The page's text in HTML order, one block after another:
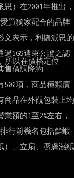
）在2001年推出，
買獨家配合的品牌
文表示，利德派思的
SGS遠東公證之認
所以在價格定位
售價調降約
項，商品種類廣
商品在外觀包裝上均
額的1至2%左右，
行前幾名包括鮮蝦
）、立扇、潔膚濕紙